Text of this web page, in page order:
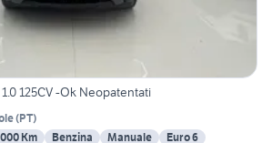
125CV -Ok Neopatentati
(PT)
Km Benzina Manuale
Euro 6